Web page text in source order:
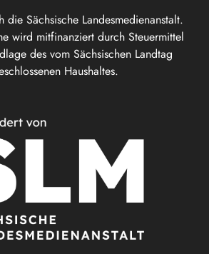
Sächsische Landesmedienanstalt.
wird mitfinanziert durch Steuermittel
des vom Sächsischen Landtag
Haushaltes.